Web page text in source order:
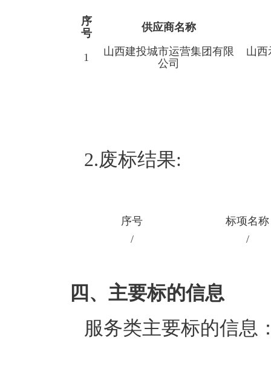
序
号
供应商名称
1
山西建投城市运营集团有限
公司
山西
2.废标结果:
序号
标项名称
/
/
四、主要标的信息
服务类主要标的信息